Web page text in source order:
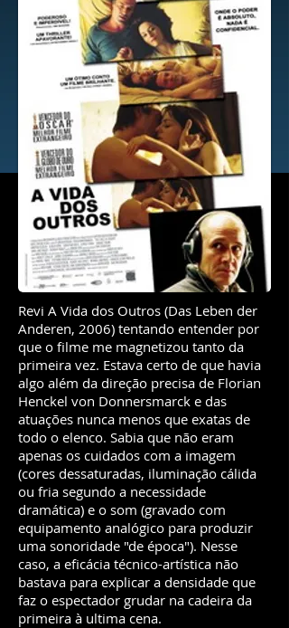
Revi A Vida dos Outros (Das Leben der
Anderen, 2006) tentando entender por
que o filme me magnetizou tanto da
primeira vez. Estava certo de que havia
algo além da direção precisa de Florian
Henckel von Donnersmarck e das
atuações nunca menos que exatas de
todo o elenco. Sabia que não eram
apenas os cuidados com a imagem
(cores dessaturadas, iluminação cálida
ou fria segundo a necessidade
dramática) e o som (gravado com
equipamento analógico para produzir
uma sonoridade "de época"). Nesse
caso, a eficácia técnico-artística não
bastava para explicar a densidade que
faz o espectador grudar na cadeira da
primeira à ultima cena.